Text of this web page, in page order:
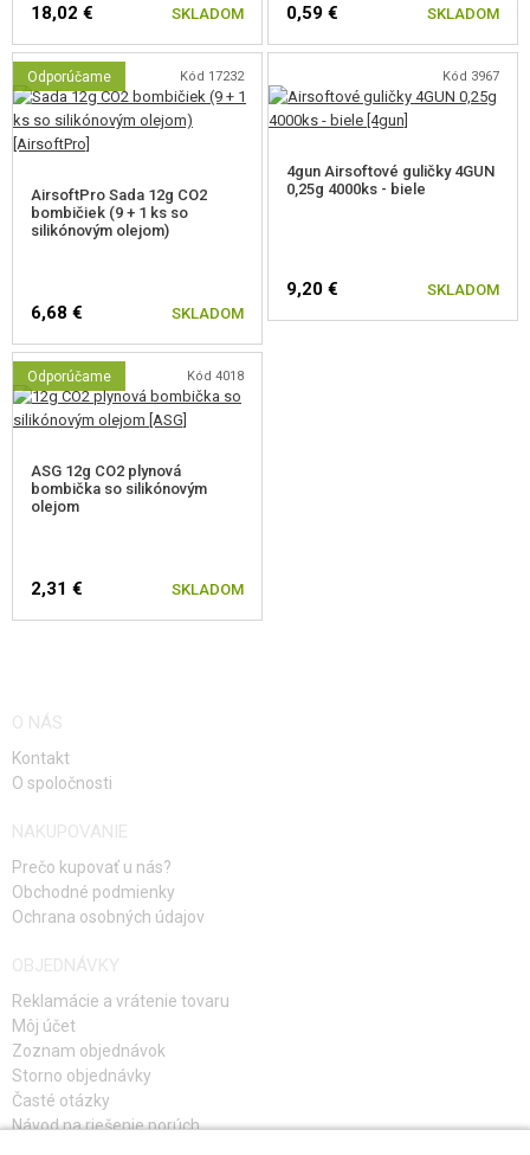
18,02 € SKLADOM 0,59 € SKLADOM
Odporúčame Kód 17232
AirsoftPro Sada 12g CO2
bombičiek (9 + 1 ks so
silikónovým olejom)
6,68 € SKLADOM
Kód 3967
4gun Airsoftové guličky 4GUN
0,25g 4000ks - biele
9,20 € SKLADOM
Odporúčame Kód 4018
ASG 12g CO2 plynová
bombička so silikónovým
olejom
2,31 € SKLADOM
O NÁS
Kontakt
O spoločnosti
NAKUPOVANIE
Prečo kupovať u nás?
Obchodné podmienky
Ochrana osobných údajov
OBJEDNÁVKY
Reklamácie a vrátenie tovaru
Môj účet
Zoznam objednávok
Storno objednávky
Časté otázky
Návod na riešenie porúch